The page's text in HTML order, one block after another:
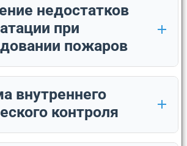
недостатков
при
пожаров
внутреннего
контроля